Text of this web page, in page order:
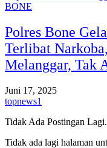
BONE
Polres Bone
Terlibat
Melanggar, Tak
Juni 17, 2025
topnews1
Tidak Ada Postingan Lagi.
Tidak ada lagi halaman